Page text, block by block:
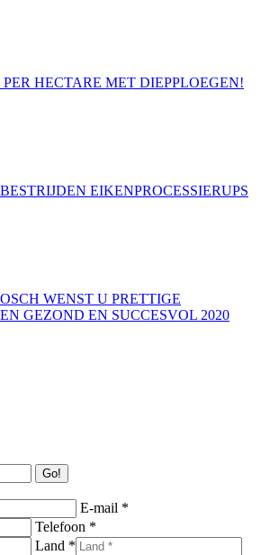
HECTARE MET DIEPPLOEGEN!
EIKENPROCESSIERUPS
WENST U PRETTIGE
GEZOND EN SUCCESVOL 2020
E-mail *
Telefoon *
Land *